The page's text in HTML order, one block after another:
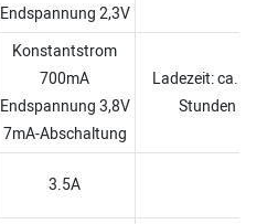
Endspannung 2,3V
Konstantstrom
700mA
Endspannung 3,8V
7mA-Abschaltung
Ladezeit: ca. 0,8
Stunden
3.5A